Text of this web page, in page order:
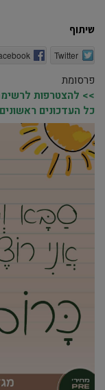
שיתוף
Twitter
פרסומת
>> להצטרפות
כל העדכונים